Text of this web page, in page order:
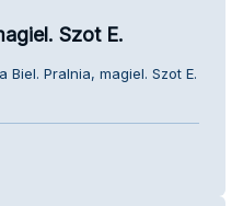
Szot E.
Pralnia, magiel. Szot E.